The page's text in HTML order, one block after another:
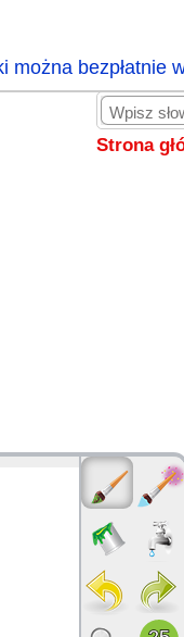
bezpłatnie
Strona